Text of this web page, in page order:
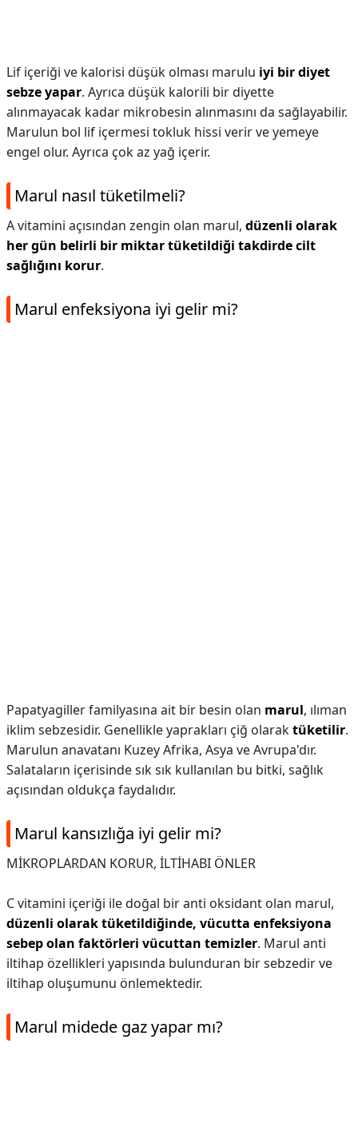
Lif içeriği ve kalorisi düşük olması marulu iyi bir diyet
sebze yapar. Ayrıca düşük kalorili bir diyette
alınmayacak kadar mikrobesin alınmasını da sağlayabilir.
Marulun bol lif içermesi tokluk hissi verir ve yemeye
engel olur. Ayrıca çok az yağ içerir.
Marul nasıl tüketilmeli?
A vitamini açısından zengin olan marul, düzenli olarak
her gün belirli bir miktar tüketildiği takdirde cilt
sağlığını korur.
Marul enfeksiyona iyi gelir mi?
Papatyagiller familyasına ait bir besin olan marul, ılıman
iklim sebzesidir. Genellikle yaprakları çiğ olaraktüketilir.
Marulun anavatanı Kuzey Afrika, Asya ve Avrupa'dır.
Salataların içerisinde sık sık kullanılan bu bitki, sağlık
açısından oldukça faydalıdır.
Marul kansızlığa iyi gelir mi?
MİKROPLARDAN KORUR, İLTİHABI ÖNLER
C vitamini içeriği ile doğal bir anti oksidant olan marul,
düzenli olarak tüketildiğinde, vücutta enfeksiyona
sebep olan faktörleri vücuttan temizler. Marul anti
iltihap özellikleri yapısında bulunduran bir sebzedir ve
iltihap oluşumunu önlemektedir.
Marul midede gaz yapar mı?